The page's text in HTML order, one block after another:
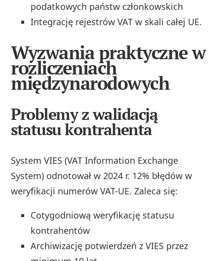
podatkowych państw członkowskich
Integrację rejestrów VAT w skali całej UE.
Wyzwania praktyczne w
rozliczeniach
międzynarodowych
Problemy z walidacją
statusu kontrahenta
System VIES (VAT Information Exchange
System) odnotował w 2024 r. 12% błędów w
weryfikacji numerów VAT-UE. Zaleca się:
Cotygodniową weryfikację statusu
kontrahentów
Archiwizację potwierdzeń z VIES przez